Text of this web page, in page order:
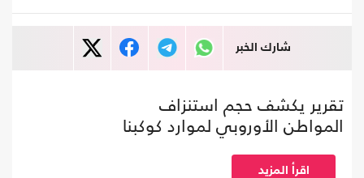
شارك الخبر
تقرير يكشف حجم استنزاف
المواطن الأوروبي لموارد كوكبنا
اقرأ المزيد